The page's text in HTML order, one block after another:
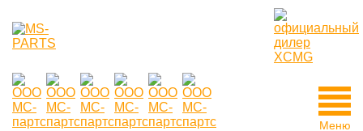
Меню